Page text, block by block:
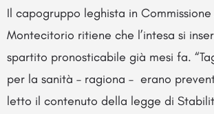
Il capogruppo leghista in
Montecitorio ritiene che l’intesa si
spartito pronosticabile già mesi fa.
per la sanità – ragiona – erano
letto il contenuto della legge di